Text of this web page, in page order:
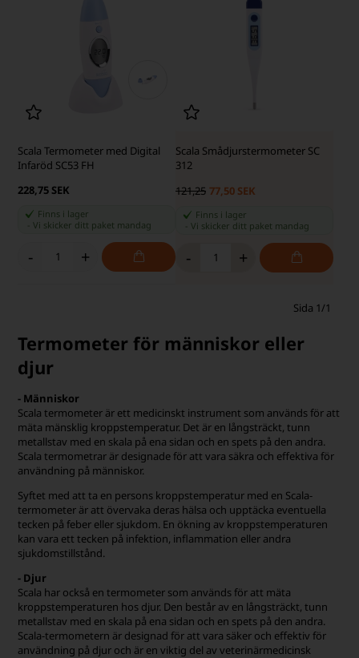
Scala Termometer med Digital
Infaröd SC53 FH
228,75 SEK
Finns i lager
-Vi skicker ditt paket mandag
- +
Scala Smådjurstermometer SC
312
121,25 77,50 SEK
Finns i lager
Vi skicker ditt paket mandag
- +
Sida 1/1
Termometer för människor eller
djur
- Människor
Scala termometer är ett medicinskt instrument som används för att
mäta mänsklig kroppstemperatur. Det är en långsträckt, tunn
metallstav med en skala på ena sidan och en spets på den andra.
Scala termometrar är designade för att vara säkra och effektiva för
användning på människor.
Syftet med att ta en persons kroppstemperatur med en Scala-
termometer är att övervaka deras hälsa och upptäcka eventuella
tecken på feber eller sjukdom. En ökning av kroppstemperaturen
kan vara ett tecken på infektion, inflammation eller andra
sjukdomstillstånd.
- Djur
Scala har också en termometer som används för att mäta
kroppstemperaturen hos djur. Den består av en långsträckt, tunn
metallstav med en skala på ena sidan och en spets på den andra.
Scala-termometern är designad för att vara säker och effektiv för
användning på djur och är en viktig del av veterinärmedicinsk